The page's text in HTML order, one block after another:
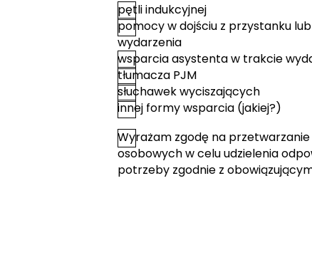
pętli indukcyjnej
pomocy w dojściu z przystanku
wydarzenia
wsparcia asystenta w trakcie
tłumacza PJM
słuchawek wyciszających
innej formy wsparcia (jakiej?)
Zgoda*
Wyrażam zgodę na
osobowych w celu udzielenia
potrzeby zgodnie z